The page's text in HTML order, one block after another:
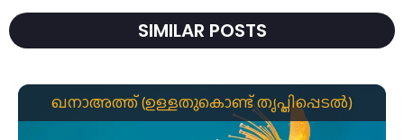
SIMILAR POSTS
ഖനാഅത്ത് (ഉള്ളതുകൊണ്ട് തൃപ്തിപ്പെടൽ)